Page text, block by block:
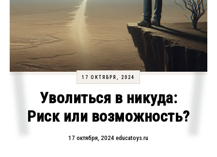
17 ОКТЯБРЯ, 2024
Уволиться в никуда:
Риск или возможность?
17 октября, 2024 educatoys.ru